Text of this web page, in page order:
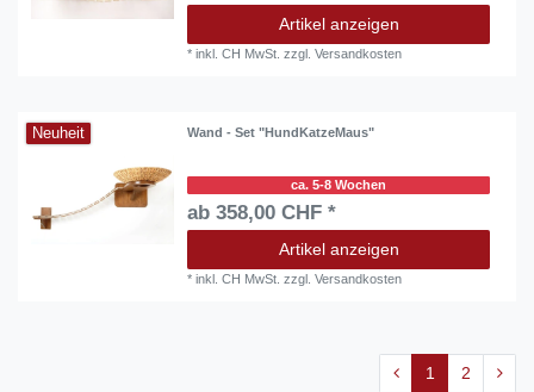
Artikel anzeigen
*inkl. CH MwSt. zzgl.Versandkosten
Neuheit Wand - Set "HundKatzeMaus"
ca. 5-8 Wochen
ab 358,00 CHF *
Artikel anzeigen
*inkl. CH MwSt. zzgl.Versandkosten
1 2